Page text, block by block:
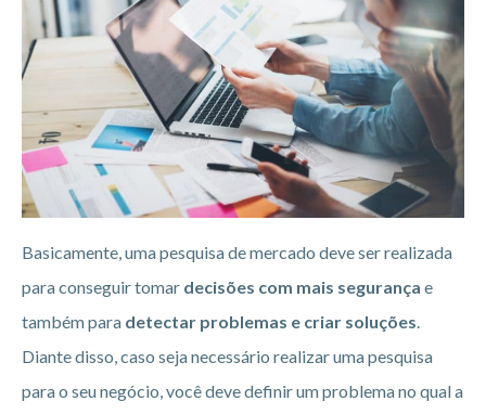
Basicamente, uma pesquisa de mercado deve ser realizada
para conseguir tomar decisões com mais segurança e
também para detectar problemas e criar soluções.
Diante disso, caso seja necessário realizar uma pesquisa
para o seu negócio, você deve definir um problema no qual a